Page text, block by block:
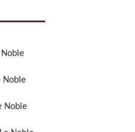
chaise et siège 59
Noble
Noble